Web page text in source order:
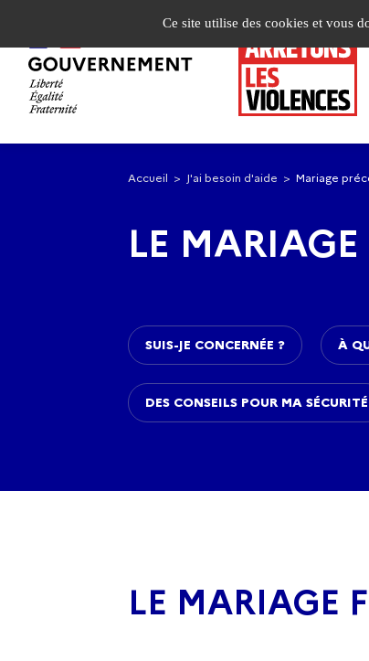
Accueil J'ai besoin d'aide Mariage
LE
SUIS-JE CONCERNÉE ? À
DES CONSEILS POUR MA SÉCURITÉ
LE MARIAGE
Ce site utilise des cookies et vous